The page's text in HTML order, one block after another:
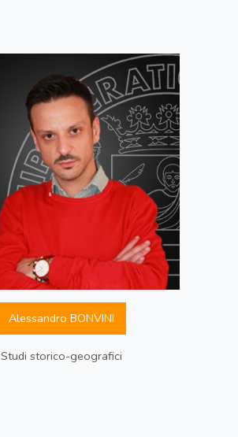
Alessandro BONVINI
Studi storico-geografici